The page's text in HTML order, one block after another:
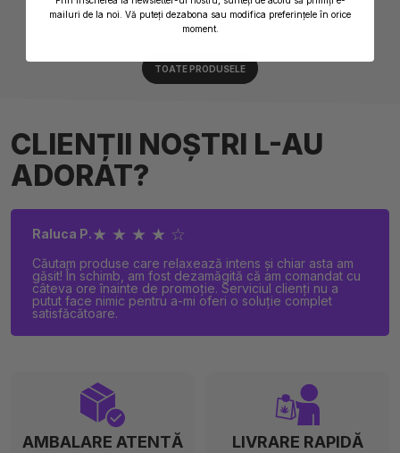
TOATE PRODUSELE
CLIENȚII NOȘTRI L-AU
ADORAT?
Raluca P.★ ★ ★ ★ ☆
Căutam produse care relaxează intens și chiar asta am
găsit! În schimb, am fost dezamăgită că am comandat cu
câteva ore înainte de promoție. Serviciul clienți nu a
putut face nimic pentru a-mi oferi o soluție complet
satisfăcătoare.
AMBALARE ATENTĂ LIVRARE RAPIDĂ
mailuri de la noi. Vă puteți dezabona sau modifica preferințele în orice
moment.